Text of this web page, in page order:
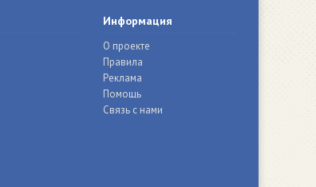
Информация
О проекте
Правила
Реклама
Помощь
Связь с нами